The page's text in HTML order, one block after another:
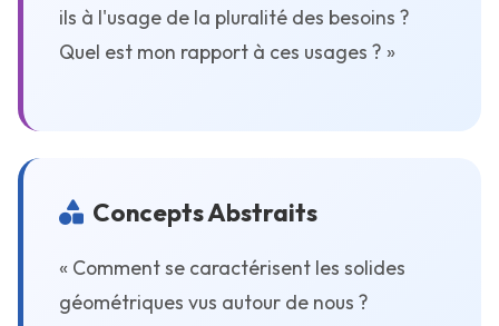
ils à l'usage de la pluralité des besoins ?
Quel est mon rapport à ces usages ? »
Concepts Abstraits
« Comment se caractérisent les solides
géométriques vus autour de nous ?